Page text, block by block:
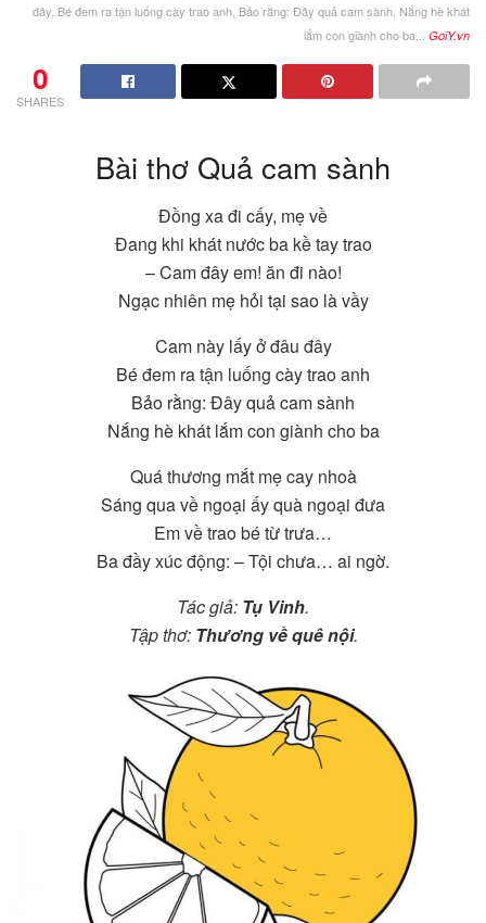
đây, Bé đem ra tận luống cày trao anh, Bảo rằng: Đây quả cam sành, Nắng hè khát
lắm con giành cho ba... GoiY.vn
0
SHARES
Bài thơ Quả cam sành
Đồng xa đi cấy, mẹ về
Đang khi khát nước ba kề tay trao
– Cam đây em! ăn đi nào!
Ngạc nhiên mẹ hỏi tại sao là vầy
Cam này lấy ở đâu đây
Bé đem ra tận luống cày trao anh
Bảo rằng: Đây quả cam sành
Nắng hè khát lắm con giành cho ba
Quá thương mắt mẹ cay nhoà
Sáng qua về ngoại ấy quà ngoại đưa
Em về trao bé từ trưa…
Ba đầy xúc động: – Tội chưa… ai ngờ.
Tác giả: Tụ Vinh.
Tập thơ: Thương về quê nội.